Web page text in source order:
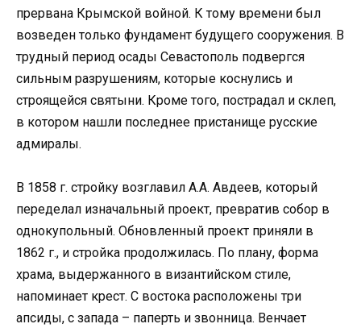
прервана Крымской войной. К тому времени был
возведен только фундамент будущего сооружения. В
трудный период осады Севастополь подвергся
сильным разрушениям, которые коснулись и
строящейся святыни. Кроме того, пострадал и склеп,
в котором нашли последнее пристанище русские
адмиралы.
В 1858 г. стройку возглавил А.А. Авдеев, который
переделал изначальный проект, превратив собор в
однокупольный. Обновленный проект приняли в
1862 г., и стройка продолжилась. По плану, форма
храма, выдержанного в византийском стиле,
напоминает крест. С востока расположены три
апсиды, с запада – паперть и звонница. Венчает